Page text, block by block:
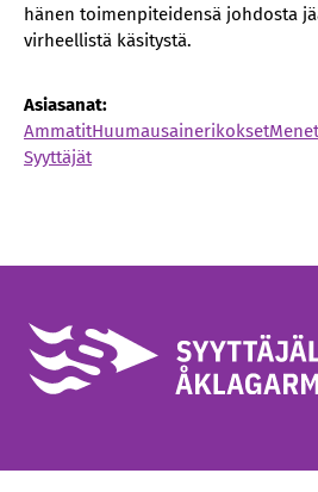
hänen toimenpiteidensä johdosta
virheellistä käsitystä.
Asiasanat:
AmmatitHuumausainerikokset
Syyttäjät